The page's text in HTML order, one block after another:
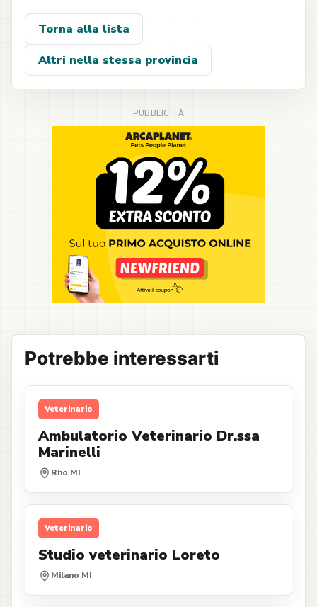
Torna alla lista
Altri nella stessa provincia
Potrebbe interessarti
Veterinario
Ambulatorio Veterinario Dr.ssa
Marinelli
Rho MI
Veterinario
Studio veterinario Loreto
Milano MI